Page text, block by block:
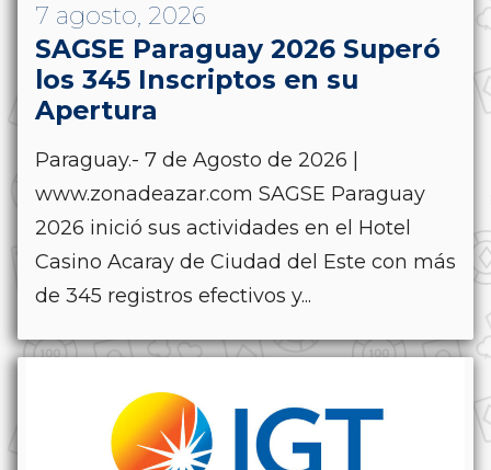
7 agosto, 2026
SAGSE Paraguay 2026 Superó
los 345 Inscriptos en su
Apertura
Paraguay.- 7 de Agosto de 2026 |
www.zonadeazar.com SAGSE Paraguay
2026 inició sus actividades en el Hotel
Casino Acaray de Ciudad del Este con más
de 345 registros efectivos y...